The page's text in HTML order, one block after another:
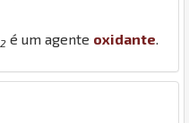
2é um agente oxidante